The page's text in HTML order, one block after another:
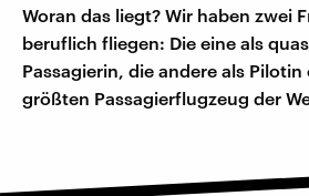
Woran das liegt? Wir haben zwei
beruflich fliegen: Die eine als
Passagierin, die andere als
größten Passagierflugzeug der